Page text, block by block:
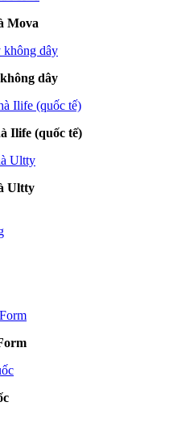
Mova
dây
Ilife (quốc tế)
Ultty